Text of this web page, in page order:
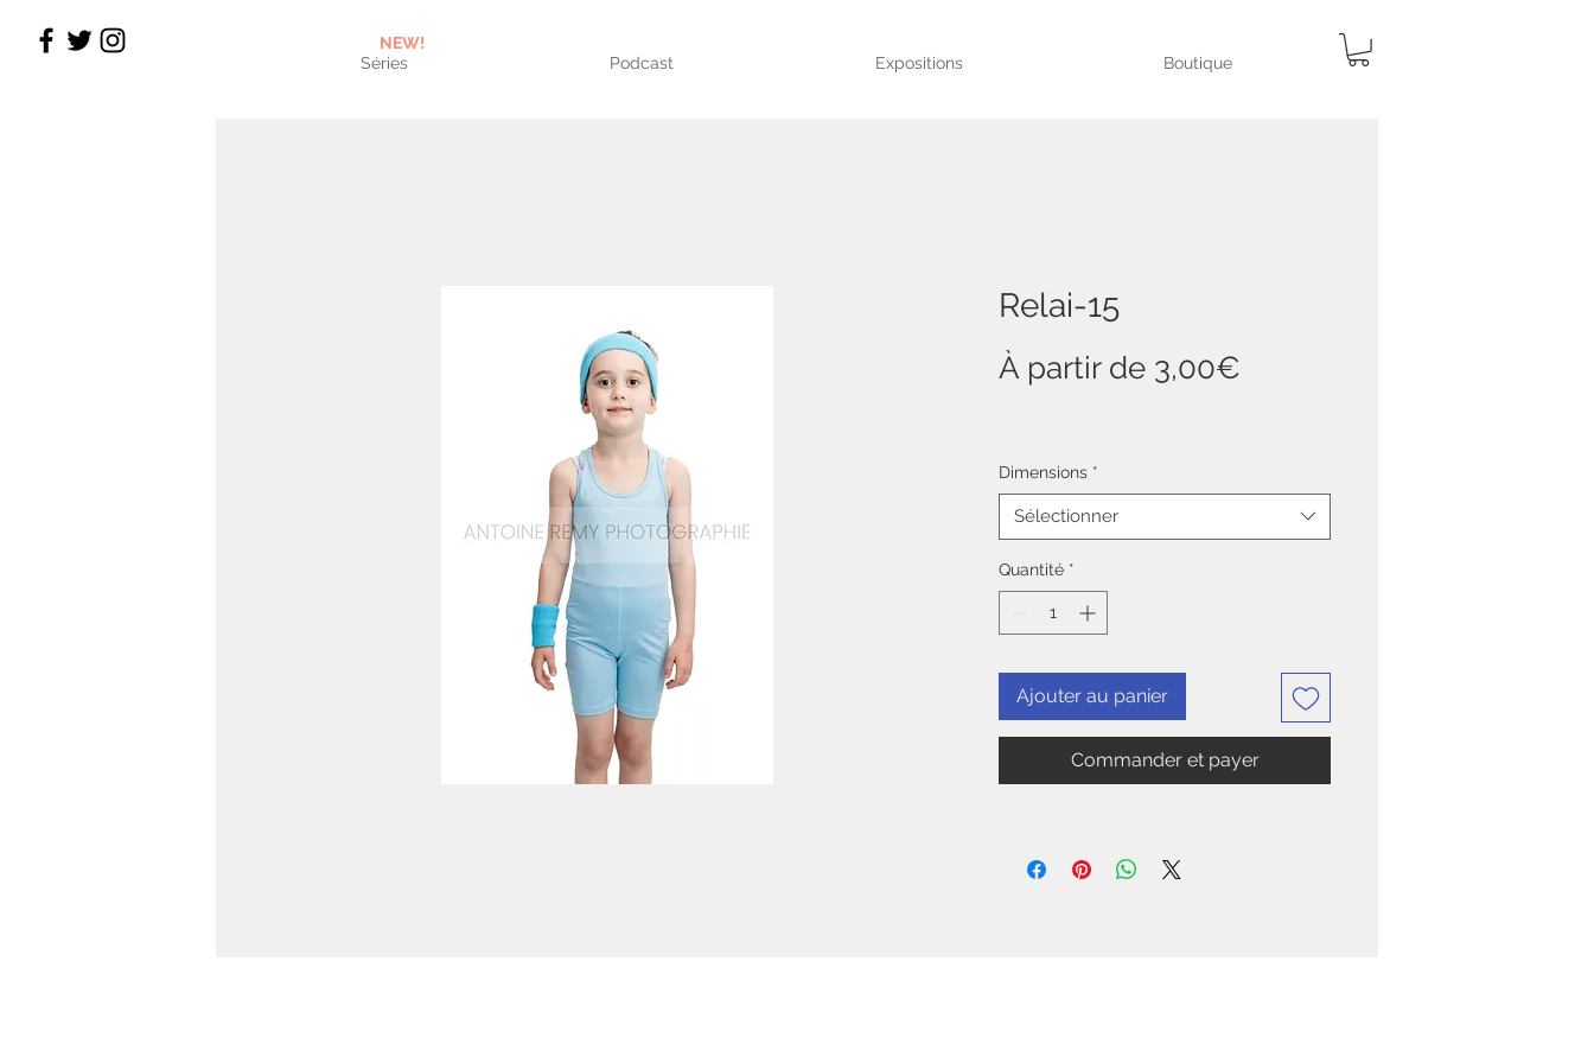
Séries Podcast Expositions Boutique
NEW!
Relai-15
À partir de 3,00€
Dimensions *
Sélectionner
Quantité *
Ajouter au panier
Commander et payer